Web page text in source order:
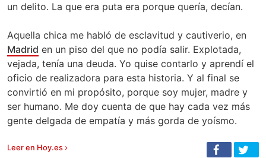
un delito. La que era puta era porque quería, decían.
Aquella chica me habló de esclavitud y cautiverio, en
Madrid en un piso del que no podía salir. Explotada,
vejada, tenía una deuda. Yo quise contarlo y aprendí el
oficio de realizadora para esta historia. Y al final se
convirtió en mi propósito, porque soy mujer, madre y
ser humano. Me doy cuenta de que hay cada vez más
gente delgada de empatía y más gorda de yoísmo.
Leer en Hoy.es ›